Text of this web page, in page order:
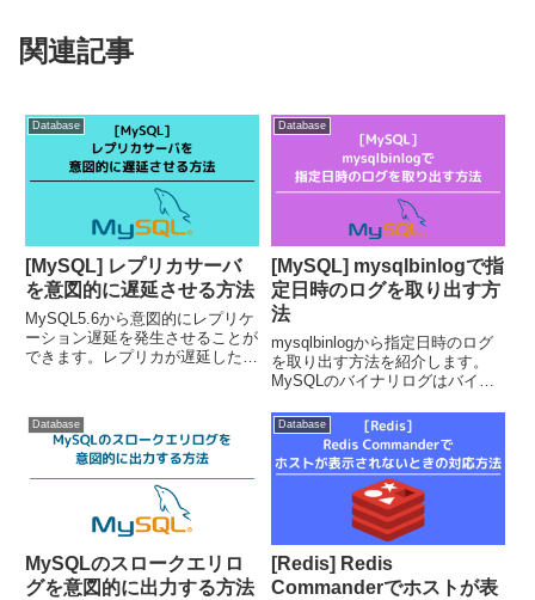
関連記事
Database
[MySQL] レプリカサーバ
を意図的に遅延させる方法
MySQL5.6から意図的にレプリケ
ーション遅延を発生させることが
できます。レプリカが遅延した時
ケーションの設定遅延させたいレ
プリカサーバで、CHANGE
MASTERコマンドを実...
Database
[MySQL] mysqlbinlogで指
定日時のログを取り出す方
法
mysqlbinlogから指定日時のログ
を取り出す方法を紹介します。
MySQLのバイナリログはバイナ
リログをテキスト形式に変換する
には、mysqlbinlogコマンドを利
用します。mysqlbinlog [op...
Database
MySQLのスロークエリロ
グを意図的に出力する方法
Database
[Redis] Redis
Commanderでホストが表